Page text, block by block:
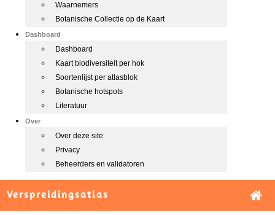
Waarnemers
Botanische Collectie op de Kaart
Dashboard
Dashboard
Kaart biodiversiteit per hok
Soortenlijst per atlasblok
Botanische hotspots
Literatuur
Over
Over deze site
Privacy
Beheerders en validatoren
Verspreidingsatlas